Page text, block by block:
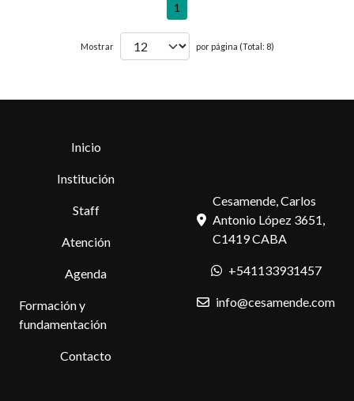
1
Mostrar por página (Total: 8)
Inicio
Institución
Staff
Atención
Agenda
Formación y
fundamentación
Contacto
Cesamende, Carlos
Antonio López 3651,
C1419 CABA
+541133931457
info@cesamende.com